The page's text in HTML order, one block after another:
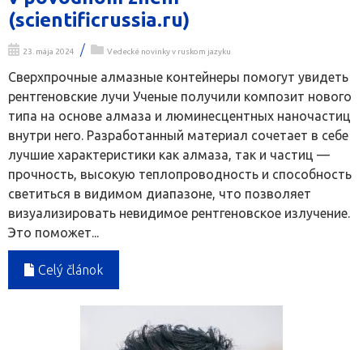
(scientificrussia.ru)
23. mája 2024 / Vedecké novinky v ruskom jazyku
Сверхпрочные алмазные контейнеры помогут увидеть
рентгеновские лучи Ученые получили композит нового
типа на основе алмаза и люминесцентных наночастиц
внутри него. Разработанный материал сочетает в себе
лучшие характеристики как алмаза, так и частиц —
прочность, высокую теплопроводность и способность
светиться в видимом диапазоне, что позволяет
визуализировать невидимое рентгеновское излучение.
Это поможет...
Celý článok